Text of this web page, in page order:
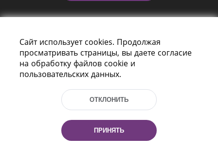
г. Минск, Республика Беларусь, 220114
Тел.: (+375 17) 368 37 37, Факс: (+375 17)
Эл. почта: inbox@nlb.by
Сайт использует cookies. Продолжая
просматривать страницы, вы даете согласие
на обработку файлов cookie и
пользовательских данных.
ОТКЛОНИТЬ
ПРИНЯТЬ